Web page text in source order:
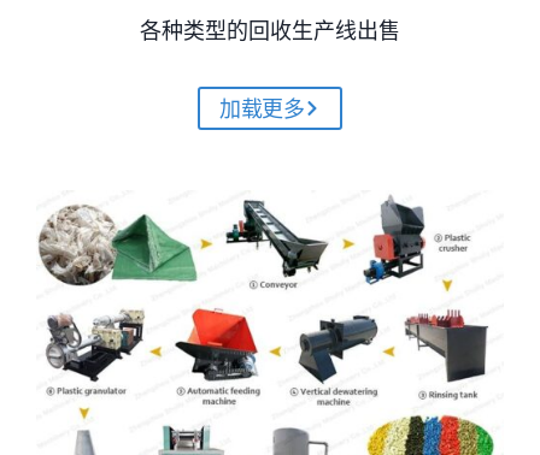
各种类型的回收生产线出售
加载更多